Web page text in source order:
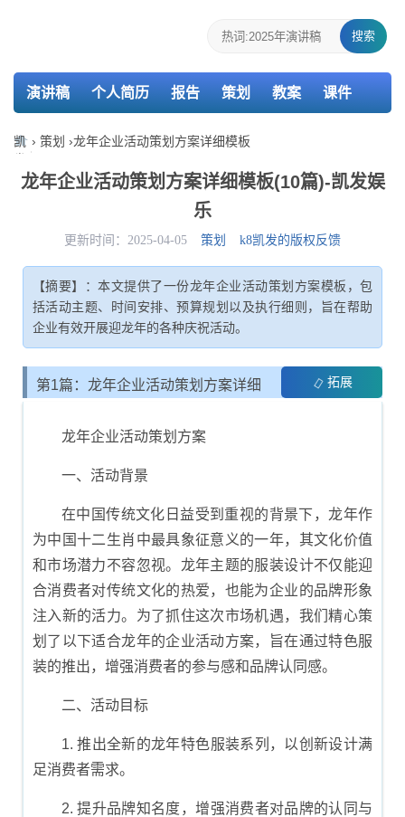
搜索
演讲稿 个人简历 报告 策划 教案 课件
检讨书 主持词
凯
娱
› 策划 ›龙年企业活动策划方案详细模板
龙年企业活动策划方案详细模板(10篇)-凯发娱
乐
更新时间：2025-04-05 策划 k8凯发的版权反馈
【摘要】：本文提供了一份龙年企业活动策划方案模板，包
括活动主题、时间安排、预算规划以及执行细则，旨在帮助
企业有效开展迎龙年的各种庆祝活动。
第1篇：龙年企业活动策划方案详细 拓展
龙年企业活动策划方案
一、活动背景
在中国传统文化日益受到重视的背景下，龙年作
为中国十二生肖中最具象征意义的一年，其文化价值
和市场潜力不容忽视。龙年主题的服装设计不仅能迎
合消费者对传统文化的热爱，也能为企业的品牌形象
注入新的活力。为了抓住这次市场机遇，我们精心策
划了以下适合龙年的企业活动方案，旨在通过特色服
装的推出，增强消费者的参与感和品牌认同感。
二、活动目标
1. 推出全新的龙年特色服装系列，以创新设计满
足消费者需求。
2. 提升品牌知名度，增强消费者对品牌的认同与